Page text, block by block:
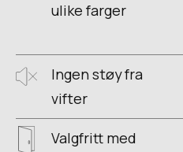
ulike farger
Ingen støy fra
vifter
Valgfritt med